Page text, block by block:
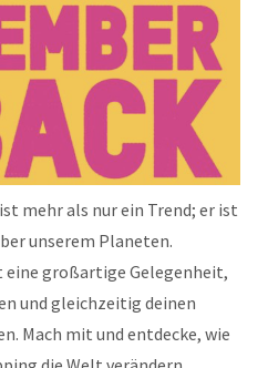
mehr als nur ein Trend; er ist
unserem Planeten.
eine großartige Gelegenheit,
und gleichzeitig deinen
Mach mit und entdecke, wie